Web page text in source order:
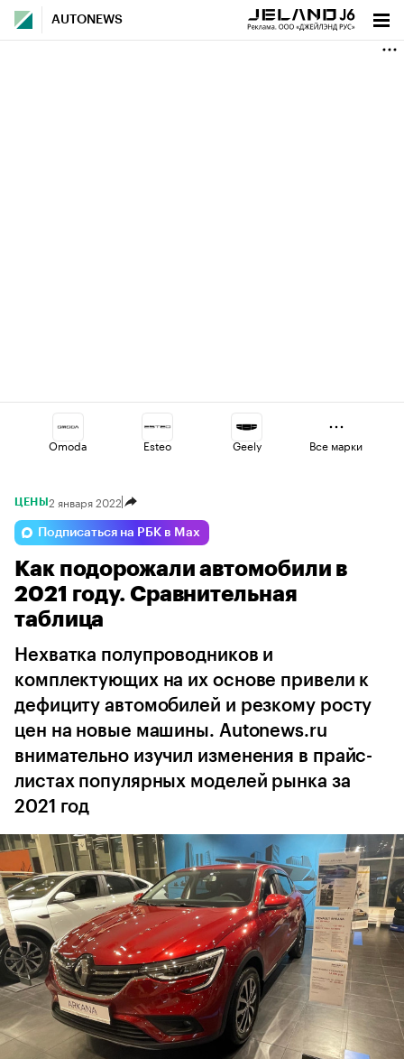
AUTONEWS
Omoda Esteo Geely
Lada
Haval Jaecoo Voyah
Все марки
ЦЕНЫ 2 января 2022
Подписаться на РБК в Max
Как подорожали автомобили в
2021 году. Сравнительная
таблица
Нехватка полупроводников и
комплектующих на их основе привели к
дефициту автомобилей и резкому росту
цен на новые машины. Autonews.ru
внимательно изучил изменения в прайс-
листах популярных моделей рынка за
2021 год